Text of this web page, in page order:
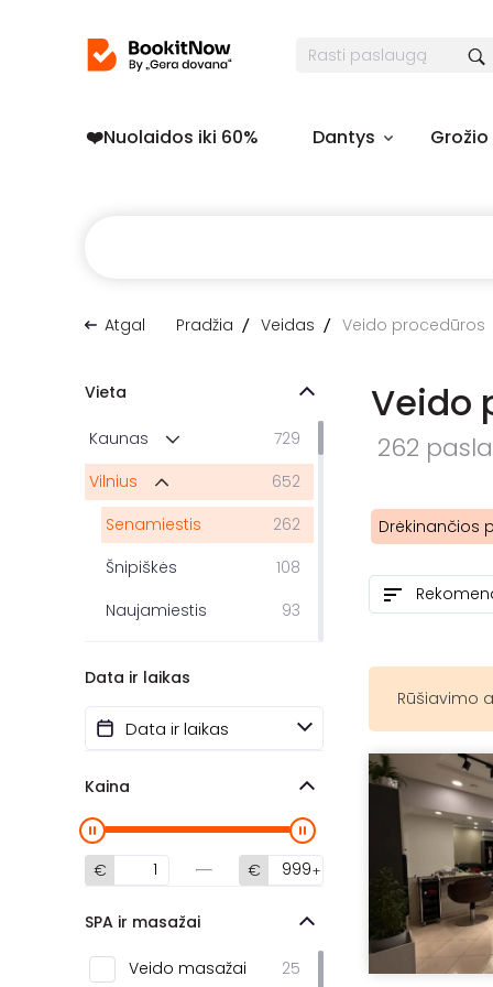
❤️️Nuolaidos iki 60% Dantys
Atgal Pradžia Veidas Veido procedūros
Veido
262
Drėkinančios
Vieta
Kaunas
729
Vilnius
652
Senamiestis
262
Šnipiškės
108
Naujamiestis
93
Pašilaičiai
Žvėrynas
25
Žirmūnai
17
Užupis
14
Centras
Justiniškės
Data ir laikas
Kaina
€ €
SPA ir masažai
Veido masažai
25
Rūšiavimo